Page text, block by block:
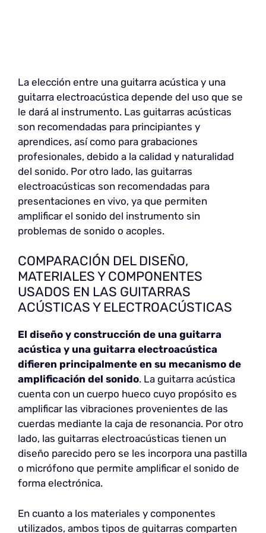
La elección entre una guitarra acústica y una
guitarra electroacústica depende del uso que se
le dará al instrumento. Las guitarras acústicas
son recomendadas para principiantes y
aprendices, así como para grabaciones
profesionales, debido a la calidad y naturalidad
del sonido. Por otro lado, las guitarras
electroacústicas son recomendadas para
presentaciones en vivo, ya que permiten
amplificar el sonido del instrumento sin
problemas de sonido o acoples.
COMPARACIÓN DEL DISEÑO,
MATERIALES Y COMPONENTES
USADOS EN LAS GUITARRAS
ACÚSTICAS Y ELECTROACÚSTICAS
El diseño y construcción de una guitarra
acústica y una guitarra electroacústica
difieren principalmente en su mecanismo de
amplificación del sonido. La guitarra acústica
cuenta con un cuerpo hueco cuyo propósito es
amplificar las vibraciones provenientes de las
cuerdas mediante la caja de resonancia. Por otro
lado, las guitarras electroacústicas tienen un
diseño parecido pero se les incorpora una pastilla
o micrófono que permite amplificar el sonido de
forma electrónica.
En cuanto a los materiales y componentes
utilizados, ambos tipos de guitarras comparten